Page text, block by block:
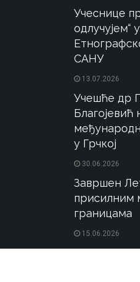
Учеснице
одлучујем“
САНУ
13.07.2026
Учешће др
Благојевић
у Грчкој
30.06.2026
Завршен
присилним
границама
15.06.2026